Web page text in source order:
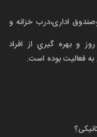
اداری،درب خزانه و
و بهره گيري از افراد